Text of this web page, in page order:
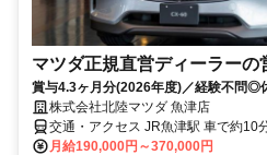
マツダ正規直営ディーラーの
賞与4.3ヶ月分(2026年度)／経験不問◎
株式会社北陸マツダ 魚津店
交通・アクセス JR魚津駅 車で約10
月給190,000円～370,000円